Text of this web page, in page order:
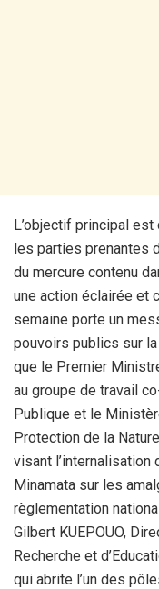
L’objectif principal
les parties prenantes
du mercure contenu
une action éclairée et
semaine porte un
pouvoirs publics sur
que le Premier
au groupe de travail
Publique et le
Protection de la
visant
Minamata sur les
règlementation
Gilbert KUEPOUO,
Recherche et
qui abrite l’un des